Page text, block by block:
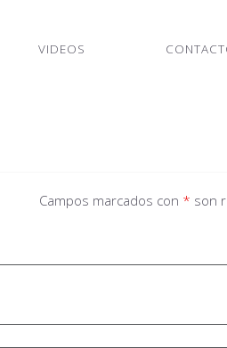
VIDEOS
Campos marcados con * son